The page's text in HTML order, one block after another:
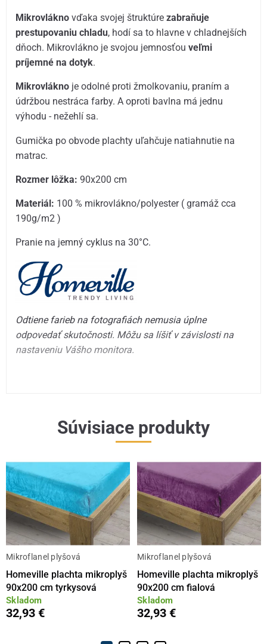
Mikrovlákno vďaka svojej štruktúrezabraňuje
prestupovaniu chladu, hodí sa to hlavne v chladnejších
dňoch. Mikrovlákno je svojou jemnosťouveľmi
príjemné na dotyk.
Mikrovlákno je odolné proti žmolkovaniu, praním a
údržbou nestráca farby. A oproti bavlna má jednu
výhodu - nežehlí sa.
Gumička po obvode plachty uľahčuje natiahnutie na
matrac.
Rozmer lôžka: 90x200 cm
Materiál: 100 % mikrovlákno/polyester ( gramáž cca
190g/m2 )
Pranie na jemný cyklus na 30°C.
Odtiene farieb na fotografiách nemusia úplne
odpovedať skutočnosti. Môžu sa líšiť v závislosti na
nastaveniu Vášho monitora.
Súvisiace produkty
Mikroflanel plyšová
Homeville plachta mikroplyš
90x200 cm tyrkysová
Skladom
32,93 €
Mikroflanel plyšová
Homeville plachta mikroplyš
90x200 cm fialová
Skladom
32,93 €